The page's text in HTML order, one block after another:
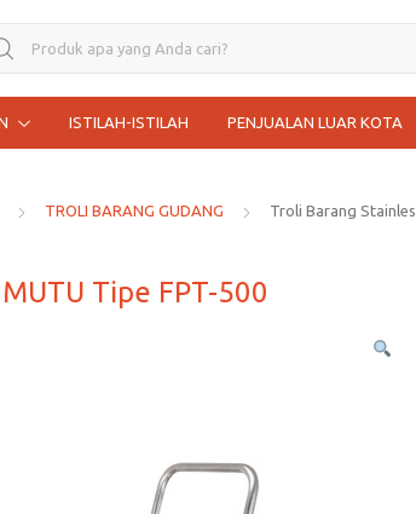
for:
ISTILAH-ISTILAH PENJUALAN LUAR KOTA
TROLI BARANG GUDANG Troli Barang
Tipe FPT-500